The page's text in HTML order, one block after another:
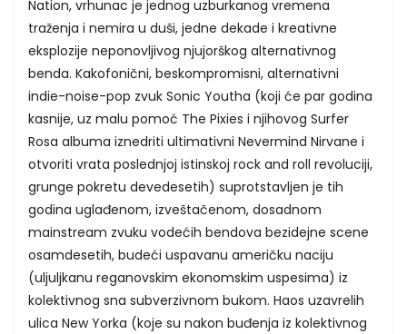
Nation, vrhunac je jednog uzburkanog vremena
traženja i nemira u duši, jedne dekade i kreativne
eksplozije neponovljivog njujorškog alternativnog
benda. Kakofonični, beskompromisni, alternativni
indie-noise-pop zvuk Sonic Youtha (koji će par godina
kasnije, uz malu pomoć The Pixies i njihovog Surfer
Rosa albuma iznedriti ultimativni Nevermind Nirvane i
otvoriti vrata poslednjoj istinskoj rock and roll revoluciji,
grunge pokretu devedesetih) suprotstavljen je tih
godina uglađenom, izveštačenom, dosadnom
mainstream zvuku vodećih bendova bezidejne scene
osamdesetih, budeći uspavanu američku naciju
(uljuljkanu reganovskim ekonomskim uspesima) iz
kolektivnog sna subverzivnom bukom. Haos uzavrelih
ulica New Yorka (koje su nakon buđenja iz kolektivnog